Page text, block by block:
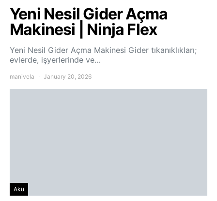
Yeni Nesil Gider Açma
Makinesi | Ninja Flex
Yeni Nesil Gider Açma Makinesi Gider tıkanıklıkları;
evlerde, işyerlerinde ve…
manivela January 20, 2026
Akü